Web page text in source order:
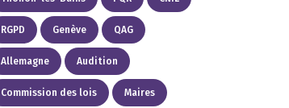
RGPD Genève QAG
Allemagne Audition
Commission des lois Maires